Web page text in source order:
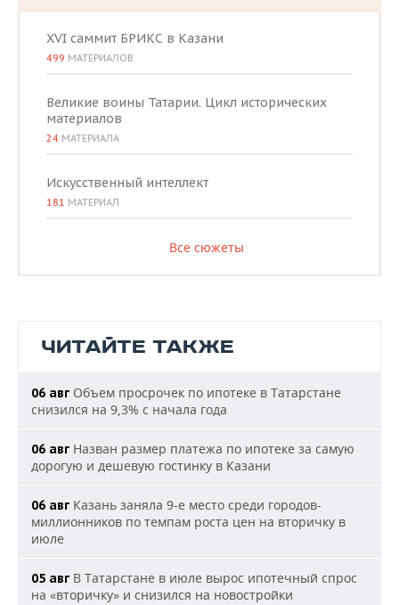
XVI саммит БРИКС в Казани
499 МАТЕРИАЛОВ
Великие воины Татарии. Цикл исторических
материалов
24 МАТЕРИАЛА
Искусственный интеллект
181 МАТЕРИАЛ
Все сюжеты
ЧИТАЙТЕ ТАКЖЕ
06 авг Объем просрочек по ипотеке в Татарстане
снизился на 9,3% с начала года
06 авг Назван размер платежа по ипотеке за самую
дорогую и дешевую гостинку в Казани
06 авг Казань заняла 9-е место среди городов-
миллионников по темпам роста цен на вторичку в
июле
05 авг В Татарстане в июле вырос ипотечный спрос
на «вторичку» и снизился на новостройки